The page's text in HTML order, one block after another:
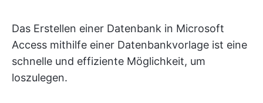
Das Erstellen einer Datenbank in Microsoft
Access mithilfe einer Datenbankvorlage ist eine
schnelle und effiziente Möglichkeit, um
loszulegen.